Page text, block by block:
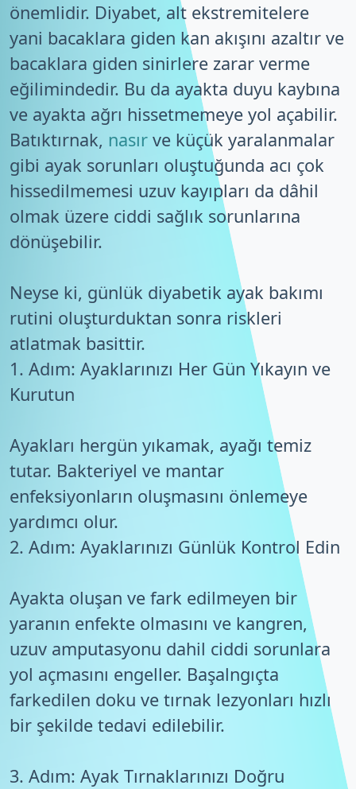
önemlidir. Diyabet, alt ekstremitelere
yani bacaklara giden kan akışını azaltır ve
bacaklara giden sinirlere zarar verme
eğilimindedir. Bu da ayakta duyu kaybına
ve ayakta ağrı hissetmemeye yol açabilir.
Batıktırnak, nasır ve küçük yaralanmalar
gibi ayak sorunları oluştuğunda acı çok
hissedilmemesi uzuv kayıpları da dâhil
olmak üzere ciddi sağlık sorunlarına
dönüşebilir.
Neyse ki, günlük diyabetik ayak bakımı
rutini oluşturduktan sonra riskleri
atlatmak basittir.
1. Adım: Ayaklarınızı Her Gün Yıkayın ve
Kurutun
Ayakları hergün yıkamak, ayağı temiz
tutar. Bakteriyel ve mantar
enfeksiyonların oluşmasını önlemeye
yardımcı olur.
2. Adım: Ayaklarınızı Günlük Kontrol Edin
Ayakta oluşan ve fark edilmeyen bir
yaranın enfekte olmasını ve kangren,
uzuv amputasyonu dahil ciddi sorunlara
yol açmasını engeller. Başalngıçta
farkedilen doku ve tırnak lezyonları hızlı
bir şekilde tedavi edilebilir.
3. Adım: Ayak Tırnaklarınızı Doğru